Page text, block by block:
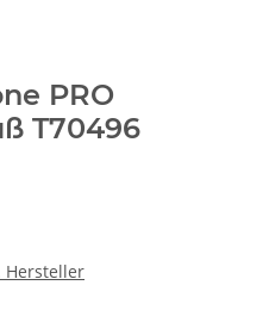
PRO
T70496
Hersteller